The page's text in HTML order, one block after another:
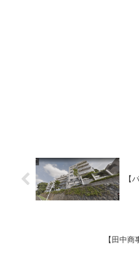
【
【田中